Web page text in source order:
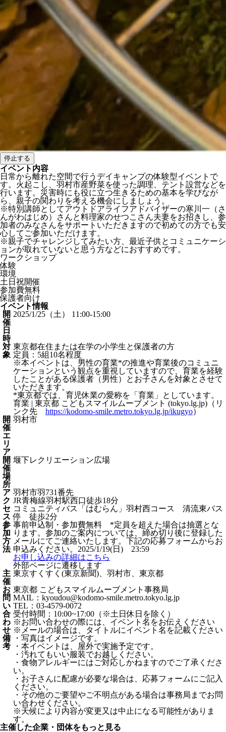
停止する
イベント内容
日常から離れた空間で行うデイキャンプの体験型イベントで
す。火起こし、羽村市産野菜を使った調理、テント設営などを
行います。災害時にも役に立つ生きるための基本を学びなが
ら、親子の関わりを考える機会にしましょう。
※特別講師としてアウトドアライフアドバイザーの寒川一（さ
んがわはじめ）さんと料理家のせつこさん夫妻をお招きし、参
加者のみなさんをサポートいただきますので初めての方でも安
心してご参加いただけます。
※親子でチャレンジしてみたい方、最近子供とコミュニケーシ
ョンが取れていないと思う方などにおすすめです。
ワークショップ
体験
環境
土日祝開催
参加費無料
保護者向け
イベント情報
開
催
日
時
2025/1/25（土） 11:00-15:00
対
象
東京都在住または在学の小学生と保護者の方
定員：5組10名程度
※本イベントは、男性の育業*の推進や育業後のコミュニ
ケーションという観点を重視していますので、育業を経験
したことがある保護者（男性）とお子さんを対象とさせて
いただきます。
*東京都では、育児休業の愛称を「育業」としています。
育業 | 東京都 こどもスマイルムーブメント (tokyo.lg.jp)（リ
ンク先 https://kodomo-smile.metro.tokyo.lg.jp/ikugyo）
開
催
エ
リ
ア
羽村市
開
催
場
所
堰下レクリエーション広場
ア
ク
セ
ス
羽村市羽731番先
JR青梅線羽村駅西口徒歩18分
コミュニティバス「はむらん」羽村西コース 清流東バス
停 徒歩2分
参
加
方
法
事前申込制・参加費無料 *定員を超えた場合は抽選とな
ります。参加のご案内については、締め切り後に登録した
メールにてご連絡いたします。下記の応募フォームからお
申込みください。2025/1/19(日) 23:59
お申し込みの詳細はこちら
外部ページに遷移します
主
催
東京すくすく(東京新聞)、羽村市、東京都
お
問
い
合
わ
せ
東京都 こどもスマイルムーブメント事務局
MAIL：kyoudou@kodomo-smile.metro.tokyo.lg.jp
TEL：03-4579-0072
受付時間：10:00~17:00（※土日休日を除く）
※お問い合わせの際には、イベント名をお伝えください
※メールの場合は、タイトルにイベント名を記載ください
備
考
・写真はイメージです。
・本イベントは、屋外で実施予定です。
・汚れてもいい服装でお越しください。
・食物アレルギーにはご対応しかねますのでご了承くださ
い。
・お子さんに配慮が必要な場合は、応募フォームにご記入
ください。
・その他のご要望やご不明点がある場合は事務局までお問
い合わせください。
※天候により内容が変更又は中止になる可能性がありま
す。
主催した企業・団体をもっと見る